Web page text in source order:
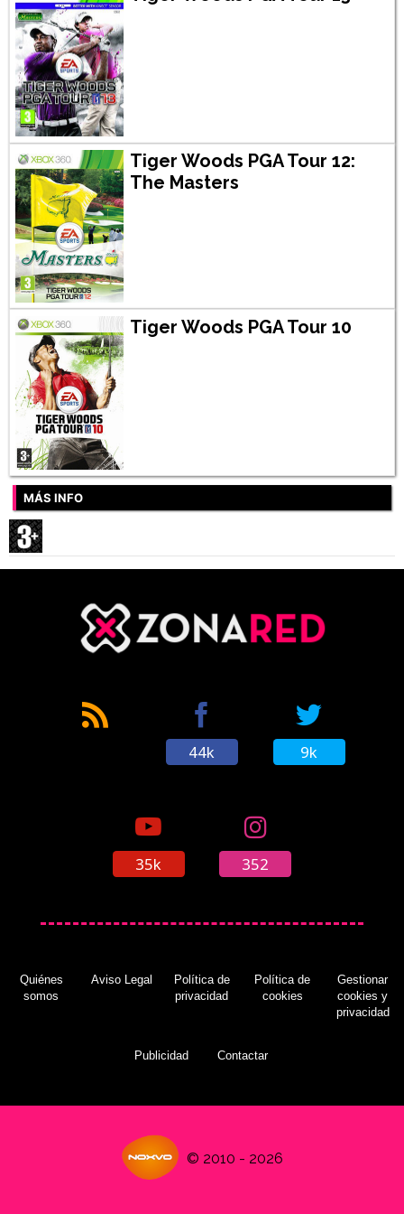
Tiger Woods PGA Tour 12:
The Masters
Tiger Woods PGA Tour 10
MÁS INFO
44k 9k
35k 352
Quiénes
somos
Aviso Legal
Política de
privacidad
Política de
cookies
Gestionar
cookies y
privacidad
Publicidad Contactar
© 2010 - 2026